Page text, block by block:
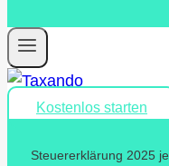
Kostenlos starten
Steuererklärung 2025